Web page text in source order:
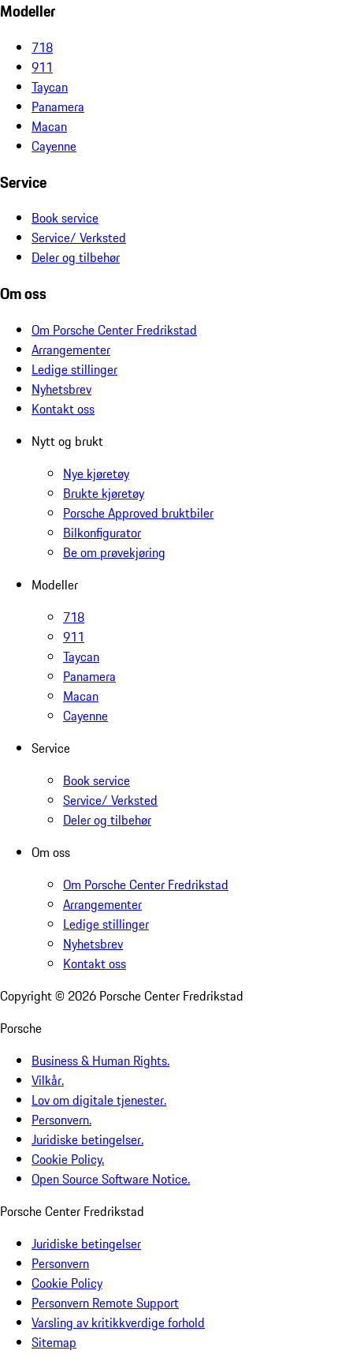
Modeller
718
911
Taycan
Panamera
Macan
Cayenne
Service
Book service
Service/ Verksted
Deler og tilbehør
Om oss
Om Porsche Center Fredrikstad
Arrangementer
Ledige stillinger
Nyhetsbrev
Kontakt oss
Nytt og brukt
Nye kjøretøy
Brukte kjøretøy
Porsche Approved bruktbiler
Bilkonfigurator
Be om prøvekjøring
Modeller
718
911
Taycan
Panamera
Macan
Cayenne
Service
Book service
Service/ Verksted
Deler og tilbehør
Om oss
Om Porsche Center Fredrikstad
Arrangementer
Ledige stillinger
Nyhetsbrev
Kontakt oss
Copyright © 2026 Porsche Center Fredrikstad
Porsche
Business & Human Rights.
Vilkår.
Lov om digitale tjenester.
Personvern.
Juridiske betingelser.
Cookie Policy.
Open Source Software Notice.
Porsche Center Fredrikstad
Juridiske betingelser
Personvern
Cookie Policy
Personvern Remote Support
Varsling av kritikkverdige forhold
Sitemap